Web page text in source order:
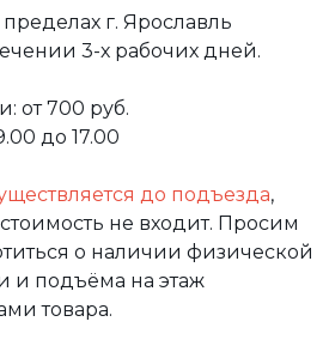
г. Ярославль
3-х рабочих дней.
от 700 руб.
до 17.00
до подъезда,
стоимость не входит. Просим
о наличии физической
и подъёма на этаж
товара.